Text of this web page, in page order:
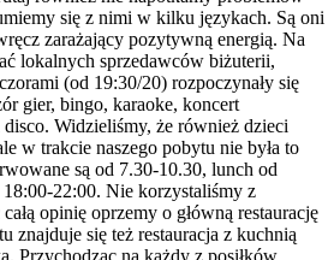
się z nimi w kilku językach. Są oni
zarażający pozytywną energią. Na
lokalnych sprzedawców biżuterii,
(od 19:30/20) rozpoczynały się
gier, bingo, karaoke, koncert
Widzieliśmy, że również dzieci
w trakcie naszego pobytu nie była to
są od 7.30-10.30, lunch od
22:00. Nie korzystaliśmy z
opinię oprzemy o główną restaurację
znajduje się też restauracja z kuchnią
Przychodząc na każdy z posiłków